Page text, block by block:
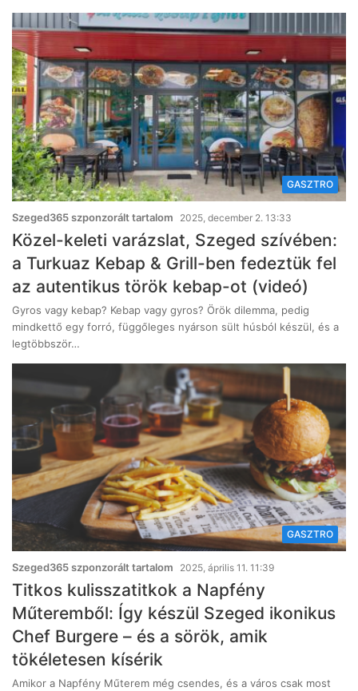
GASZTRO
Szeged365 szponzorált tartalom 2025, december 2. 13:33
Közel-keleti varázslat, Szeged szívében:
a Turkuaz Kebap & Grill-ben fedeztük fel
az autentikus török kebap-ot (videó)
Gyros vagy kebap? Kebap vagy gyros? Örök dilemma, pedig
mindkettő egy forró, függőleges nyárson sült húsból készül, és a
legtöbbször…
GASZTRO
Szeged365 szponzorált tartalom 2025, április 11. 11:39
Titkos kulisszatitkok a Napfény
Műteremből: Így készül Szeged ikonikus
Chef Burgere – és a sörök, amik
tökéletesen kísérik
Amikor a Napfény Műterem még csendes, és a város csak most